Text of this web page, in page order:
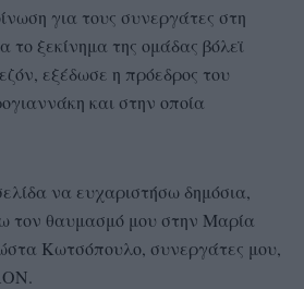
για τους συνεργάτες στη
το ξεκίνημα της ομάδας βόλεϊ
εξέδωσε η πρόεδρος του
και στην οποία
να ευχαριστήσω δημόσια,
τον θαυμασμό μου στην Μαρία
Κωτσόπουλο, συνεργάτες μου,